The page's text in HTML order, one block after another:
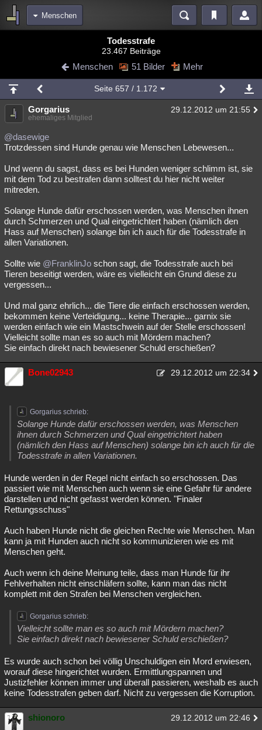
Menschen
Diskussionen Blogs Videos
Chat Wiki Neuigkeiten
meine Rubriken
Menschen Wissenschaft Mystery Kriminalfälle
Spiritualität
weitere Rubriken
Philosophie
Astronomie Helpdesk Gruppen Gaming Filme
Musik Clash Verbesserungen
Besucht Teilgenommen Alle Neue Geschlossen
Todesstrafe
23.467 Beiträge
Menschen 51 Bilder Mehr
Seite 657 / 1.172
Gorgarius 29.12.2012 um 21:55
ehemaliges Mitglied
@dasewige
Trotzdessen sind Hunde genau wie Menschen Lebewesen...
Und wenn du sagst, dass es bei Hunden weniger schlimm ist, sie
mit dem Tod zu bestrafen dann solltest du hier nicht weiter
mitreden.
Solange Hunde dafür erschossen werden, was Menschen ihnen
durch Schmerzen und Qual eingetrichtert haben (nämlich den
Hass auf Menschen) solange bin ich auch für die Todesstrafe in
allen Variationen.
Sollte wie @FranklinJo schon sagt, die Todesstrafe auch bei
Tieren beseitigt werden, wäre es vielleicht ein Grund diese zu
vergessen...
Und mal ganz ehrlich... die Tiere die einfach erschossen werden,
bekommen keine Verteidigung... keine Therapie... garnix sie
werden einfach wie ein Mastschwein auf der Stelle erschossen!
Vielleicht sollte man es so auch mit Mördern machen?
Sie einfach direkt nach bewiesener Schuld erschießen?
Bone02943 29.12.2012 um 22:34
Gorgarius schrieb:
Solange Hunde dafür erschossen werden, was Menschen
ihnen durch Schmerzen und Qual eingetrichtert haben
(nämlich den Hass auf Menschen) solange bin ich auch für die
Todesstrafe in allen Variationen.
Hunde werden in der Regel nicht einfach so erschossen. Das
passiert wie mit Menschen auch wenn sie eine Gefahr für andere
darstellen und nicht gefasst werden können. "Finaler
Rettungsschuss"
Auch haben Hunde nicht die gleichen Rechte wie Menschen. Man
kann ja mit Hunden auch nicht so kommunizieren wie es mit
Menschen geht.
Auch wenn ich deine Meinung teile, dass man Hunde für ihr
Fehlverhalten nicht einschläfern sollte, kann man das nicht
komplett mit den Strafen bei Menschen vergleichen.
Gorgarius schrieb:
Vielleicht sollte man es so auch mit Mördern machen?
Sie einfach direkt nach bewiesener Schuld erschießen?
Es wurde auch schon bei völlig Unschuldigen ein Mord erwiesen,
worauf diese hingerichtet wurden. Ermittlungspannen und
Justizfehler können immer und überall passieren, weshalb es auch
keine Todesstrafen geben darf. Nicht zu vergessen die Korruption.
shionoro 29.12.2012 um 22:46